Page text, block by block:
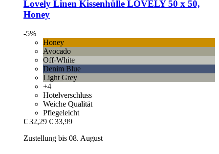
Lovely Linen Kissenhülle LOVELY 50 x 50,
Honey
-5%
Honey
Avocado
Off-White
Denim Blue
Light Grey
+4
Hotelverschluss
Weiche Qualität
Pflegeleicht
€ 32,29 € 33,99
Zustellung bis 08. August